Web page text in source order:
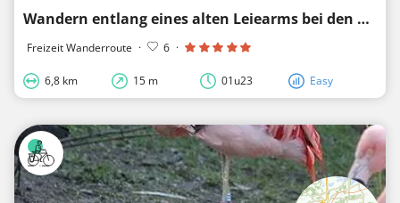
Wandern entlang eines alten Leiearms bei den Nachbarn
Freizeit Wanderroute · 6 ·
6,8 km 15 m 01u23 Easy